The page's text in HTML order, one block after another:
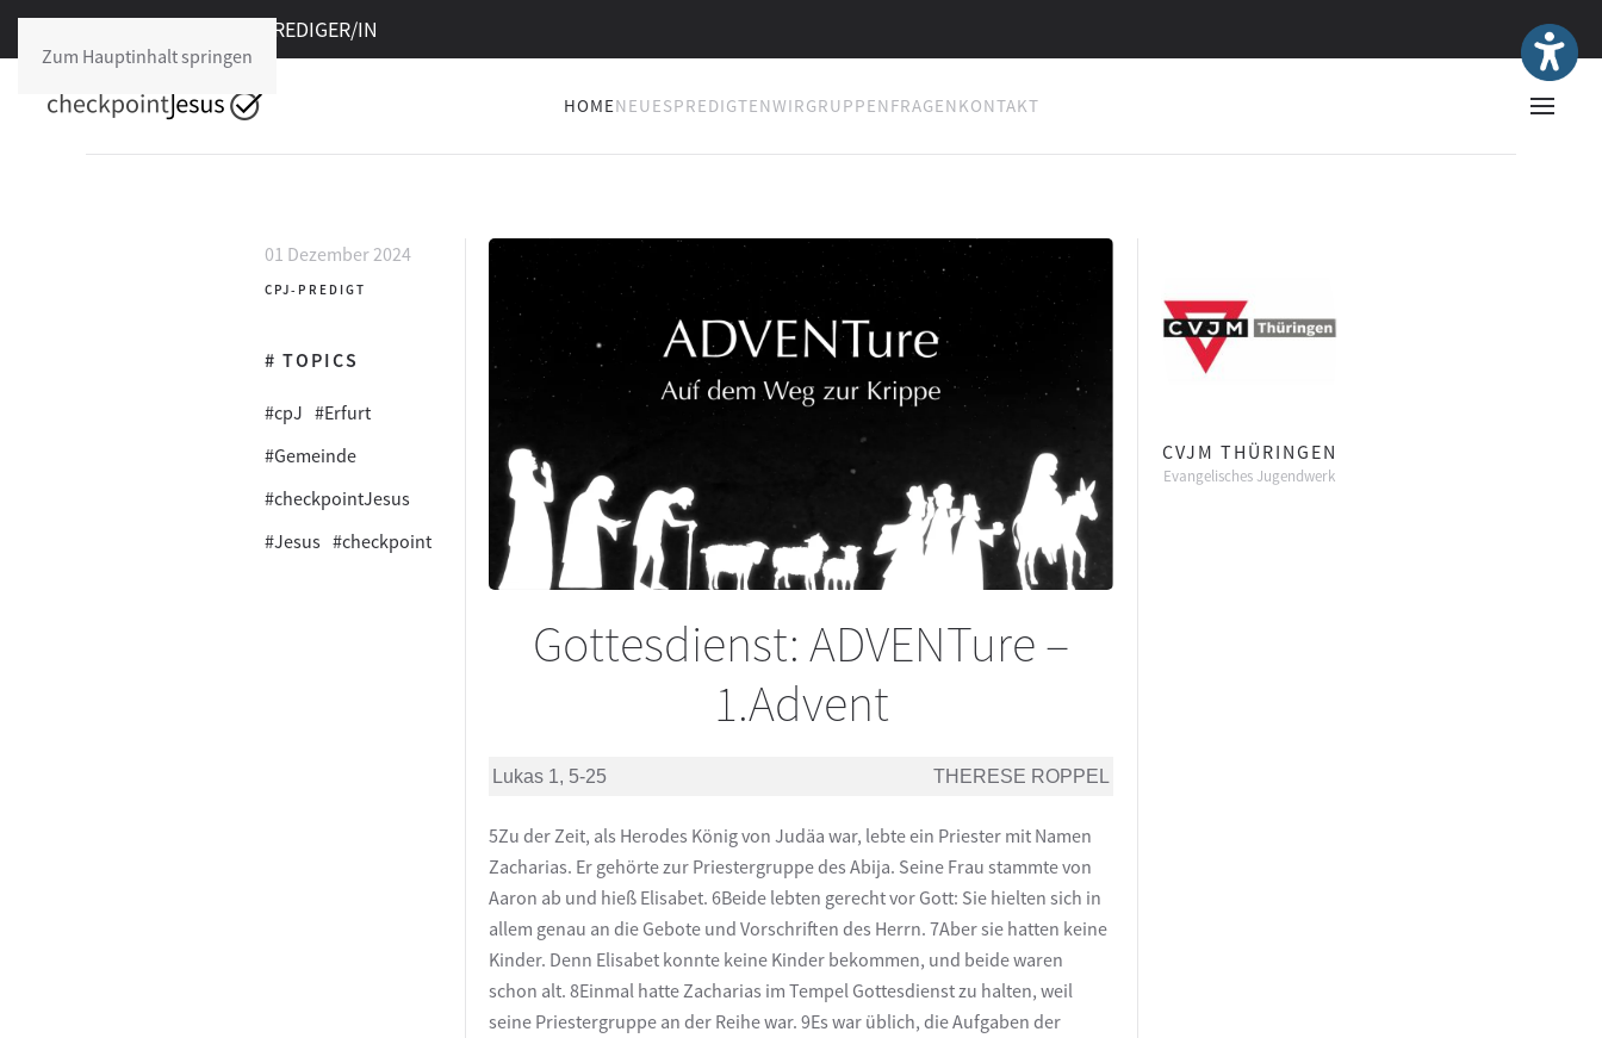
Zum Hauptinhalt springen
PREDIGER/IN
HOMENEUESPREDIGTENWIRGRUPPENFRAGENKONTAKT
01 Dezember 2024
CPJ-PREDIGT
# TOPICS
#cpJ #Erfurt
#Gemeinde
#checkpointJesus
#Jesus #checkpoint
Gottesdienst: ADVENTure –
1.Advent
Lukas 1, 5-25 THERESE ROPPEL
5Zu der Zeit, als Herodes König von Judäa war, lebte ein Priester mit Namen
Zacharias. Er gehörte zur Priestergruppe des Abija. Seine Frau stammte von
Aaron ab und hieß Elisabet. 6Beide lebten gerecht vor Gott: Sie hielten sich in
allem genau an die Gebote und Vorschriften des Herrn. 7Aber sie hatten keine
Kinder. Denn Elisabet konnte keine Kinder bekommen, und beide waren
schon alt. 8Einmal hatte Zacharias im Tempel Gottesdienst zu halten, weil
seine Priestergruppe an der Reihe war. 9Es war üblich, die Aufgaben der
CVJM THÜRINGEN
Evangelisches Jugendwerk